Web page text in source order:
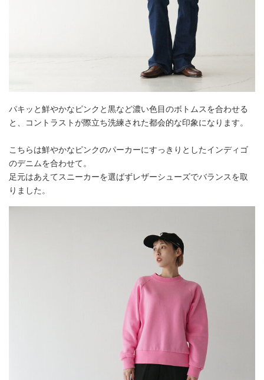
パキッと鮮やかなピンクと黒など濃い色目のボトムスを合わせる
と、コントラストが際立ち洗練された都会的な印象になります。
こちらは鮮やかなピンクのパーカーにすっきりとしたインディゴ
のデニムを合わせて。
足元はあえてスニーカーを選ばずレザーシューズでバランスを取
りました。